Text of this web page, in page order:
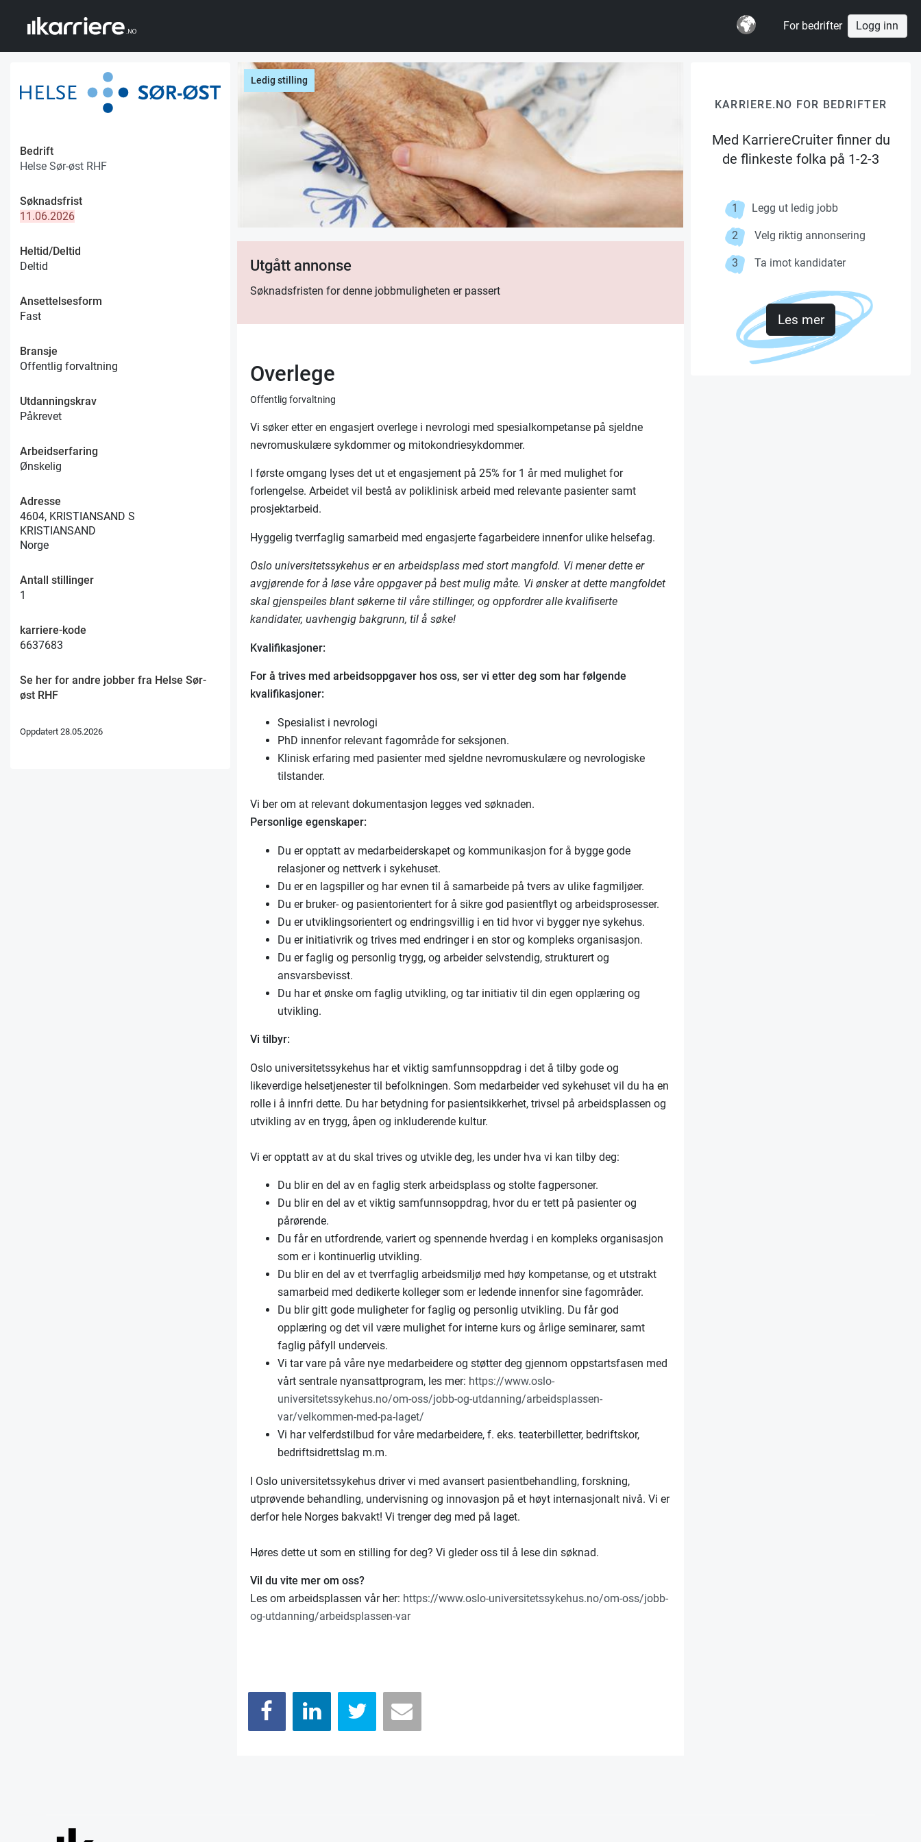
For bedrifter Logg inn
Bedrift
Helse Sør-øst RHF
Søknadsfrist
11.06.2026
Heltid/Deltid
Deltid
Ansettelsesform
Fast
Bransje
Offentlig forvaltning
Utdanningskrav
Påkrevet
Arbeidserfaring
Ønskelig
Adresse
4604, KRISTIANSAND S
KRISTIANSAND
Norge
Antall stillinger
1
karriere-kode
6637683
Se her for andre jobber fra Helse Sør-
øst RHF
Oppdatert 28.05.2026
Ledig stilling
Utgått annonse
Søknadsfristen for denne jobbmuligheten er passert
Overlege
Offentlig forvaltning
Vi søker etter en engasjert overlege i nevrologi med spesialkompetanse på sjeldne
nevromuskulære sykdommer og mitokondriesykdommer.
I første omgang lyses det ut et engasjement på 25% for 1 år med mulighet for
forlengelse. Arbeidet vil bestå av poliklinisk arbeid med relevante pasienter samt
prosjektarbeid.
Hyggelig tverrfaglig samarbeid med engasjerte fagarbeidere innenfor ulike helsefag.
Oslo universitetssykehus er en arbeidsplass med stort mangfold. Vi mener dette er
avgjørende for å løse våre oppgaver på best mulig måte. Vi ønsker at dette mangfoldet
skal gjenspeiles blant søkerne til våre stillinger, og oppfordrer alle kvalifiserte
kandidater, uavhengig bakgrunn, til å søke!
Kvalifikasjoner:
For å trives med arbeidsoppgaver hos oss, ser vi etter deg som har følgende
kvalifikasjoner:
Spesialist i nevrologi
PhD innenfor relevant fagområde for seksjonen.
Klinisk erfaring med pasienter med sjeldne nevromuskulære og nevrologiske
tilstander.
Vi ber om at relevant dokumentasjon legges ved søknaden.
Personlige egenskaper:
Du er opptatt av medarbeiderskapet og kommunikasjon for å bygge gode
relasjoner og nettverk i sykehuset.
Du er en lagspiller og har evnen til å samarbeide på tvers av ulike fagmiljøer.
Du er bruker- og pasientorientert for å sikre god pasientflyt og arbeidsprosesser.
Du er utviklingsorientert og endringsvillig i en tid hvor vi bygger nye sykehus.
Du er initiativrik og trives med endringer i en stor og kompleks organisasjon.
Du er faglig og personlig trygg, og arbeider selvstendig, strukturert og
ansvarsbevisst.
Du har et ønske om faglig utvikling, og tar initiativ til din egen opplæring og
utvikling.
Vi tilbyr:
Oslo universitetssykehus har et viktig samfunnsoppdrag i det å tilby gode og
likeverdige helsetjenester til befolkningen. Som medarbeider ved sykehuset vil du ha en
rolle i å innfri dette. Du har betydning for pasientsikkerhet, trivsel på arbeidsplassen og
utvikling av en trygg, åpen og inkluderende kultur.
Vi er opptatt av at du skal trives og utvikle deg, les under hva vi kan tilby deg:
Du blir en del av en faglig sterk arbeidsplass og stolte fagpersoner.
Du blir en del av et viktig samfunnsoppdrag, hvor du er tett på pasienter og
pårørende.
Du får en utfordrende, variert og spennende hverdag i en kompleks organisasjon
som er i kontinuerlig utvikling.
Du blir en del av et tverrfaglig arbeidsmiljø med høy kompetanse, og et utstrakt
samarbeid med dedikerte kolleger som er ledende innenfor sine fagområder.
Du blir gitt gode muligheter for faglig og personlig utvikling. Du får god
opplæring og det vil være mulighet for interne kurs og årlige seminarer, samt
faglig påfyll underveis.
Vi tar vare på våre nye medarbeidere og støtter deg gjennom oppstartsfasen med
vårt sentrale nyansattprogram, les mer: https://www.oslo-
universitetssykehus.no/om-oss/jobb-og-utdanning/arbeidsplassen-
var/velkommen-med-pa-laget/
Vi har velferdstilbud for våre medarbeidere, f. eks. teaterbilletter, bedriftskor,
bedriftsidrettslag m.m.
I Oslo universitetssykehus driver vi med avansert pasientbehandling, forskning,
utprøvende behandling, undervisning og innovasjon på et høyt internasjonalt nivå. Vi er
derfor hele Norges bakvakt! Vi trenger deg med på laget.
Høres dette ut som en stilling for deg? Vi gleder oss til å lese din søknad.
Vil du vite mer om oss?
Les om arbeidsplassen vår her: https://www.oslo-universitetssykehus.no/om-oss/jobb-
og-utdanning/arbeidsplassen-var
KARRIERE.NO FOR BEDRIFTER
Med KarriereCruiter finner du
de flinkeste folka på 1-2-3
1 Legg ut ledig jobb
2 Velg riktig annonsering
3 Ta imot kandidater
Les mer